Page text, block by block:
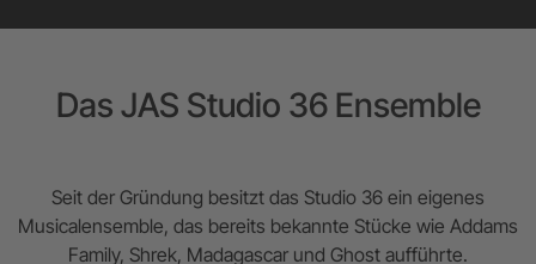
Das JAS Studio 36 Ensemble
Seit der Gründung besitzt das Studio 36 ein eigenes
Musicalensemble, das bereits bekannte Stücke wie Addams
Family, Shrek, Madagascar und Ghost aufführte.